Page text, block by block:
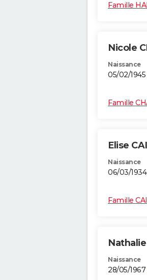
Famille
Nicole
Naissance
05/02/1945
Famille
Elise
Naissance
06/03/
Famille
Naissance
28/05/1967